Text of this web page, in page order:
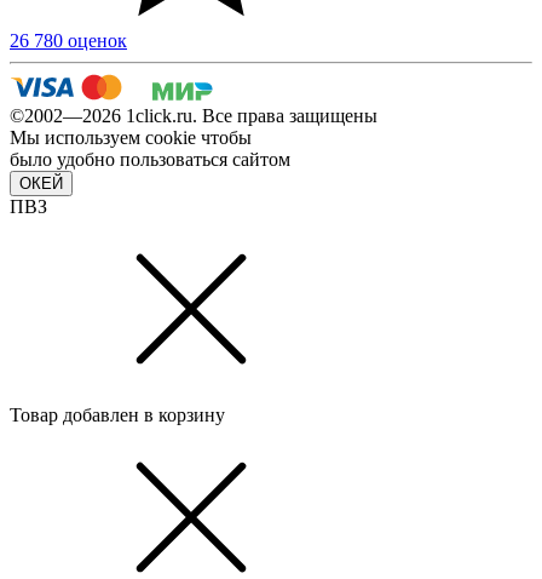
26 780 оценок
©2002—2026 1сlick.ru. Все права защищены
Мы используем cookie чтобы
было удобно пользоваться сайтом
ОКЕЙ
ПВЗ
Товар добавлен в корзину